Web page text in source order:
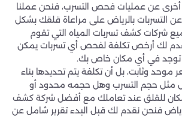
عن عمليات فحص التسرب، فنحن عملنا
التسربات بالرياض على مراعاة قلقك بشكل
شركات كشف تسربات المياه التي تقوم
نقدم لك أرخص تكلفة لفحص أي تسربات يمكن
توجد في أي مكان خاص بك.
موحد وثابت، بل أن تكلفة يتم تحديدها بناء
مثل حجم التسرب وهل حجمه محدود أو
للقلق عند تعاملك مع أفضل شركة كشف
فنحن نقدم لك قبل البدء تقرير شامل عن